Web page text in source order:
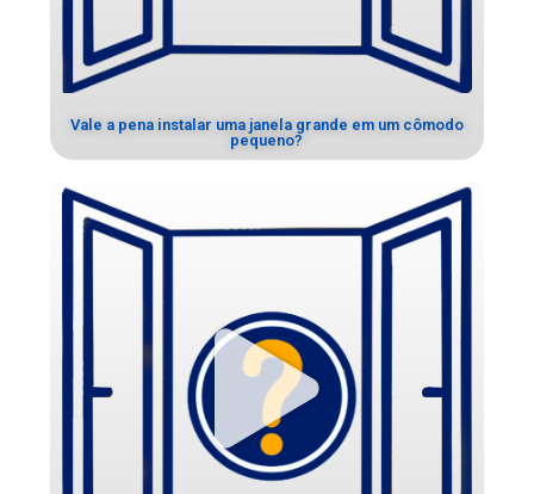
Vale a pena instalar uma janela grande em um cômodo
pequeno?